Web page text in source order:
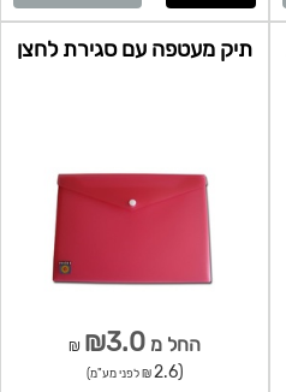
תיק מעטפה עם סגירת לחצן
החל מ ₪3.0
₪
(2.6 ₪ לפני מע"מ)